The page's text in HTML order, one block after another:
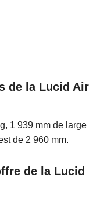
de la Lucid Air
1 939 mm de large
de 2 960 mm.
de la Lucid